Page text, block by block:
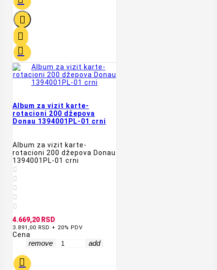



Album za vizit karte-
rotacioni 200 džepova
Donau 1394001PL-01 crni
Album za vizit karte-
rotacioni 200 džepova Donau
1394001PL-01 crni





4.669,20 RSD
3.891,00 RSD + 20% PDV
Cena
remove add
